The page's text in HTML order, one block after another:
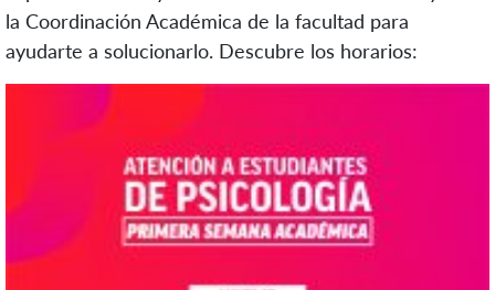
la Coordinación Académica de la facultad para
ayudarte a solucionarlo. Descubre los horarios: